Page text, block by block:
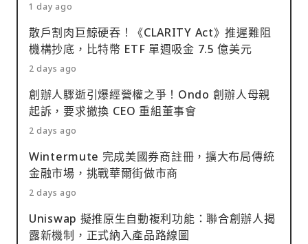
1 day ago
散戶割肉巨鯨硬吞！《CLARITY Act》推遲難阻
機構抄底，比特幣 ETF 單週吸金 7.5 億美元
2 days ago
創辦人驟逝引爆經營權之爭！Ondo 創辦人母親
起訴，要求撤換 CEO 重組董事會
2 days ago
Wintermute 完成美國券商註冊，擴大布局傳統
金融市場，挑戰華爾街做市商
2 days ago
Uniswap 擬推原生自動複利功能：聯合創辦人揭
露新機制，正式納入產品路線圖